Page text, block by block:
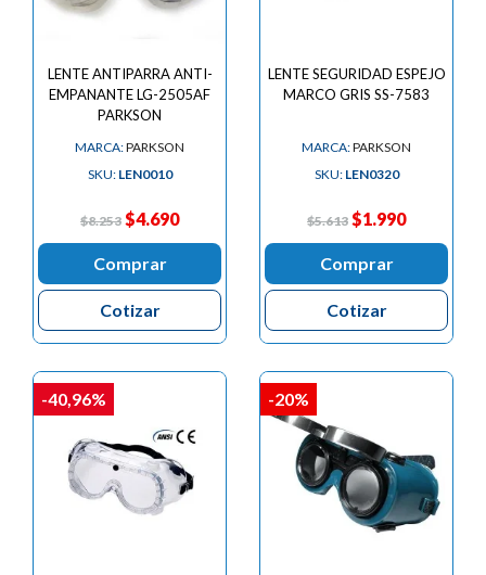
LENTE ANTIPARRA ANTI-
EMPANANTE LG-2505AF
PARKSON
MARCA:PARKSON
SKU: LEN0010
$8.253 $4.690
Comprar
Cotizar
LENTE SEGURIDAD ESPEJO
MARCO GRIS SS-7583
MARCA:PARKSON
SKU: LEN0320
$5.613 $1.990
Comprar
Cotizar
-40,96% -20%